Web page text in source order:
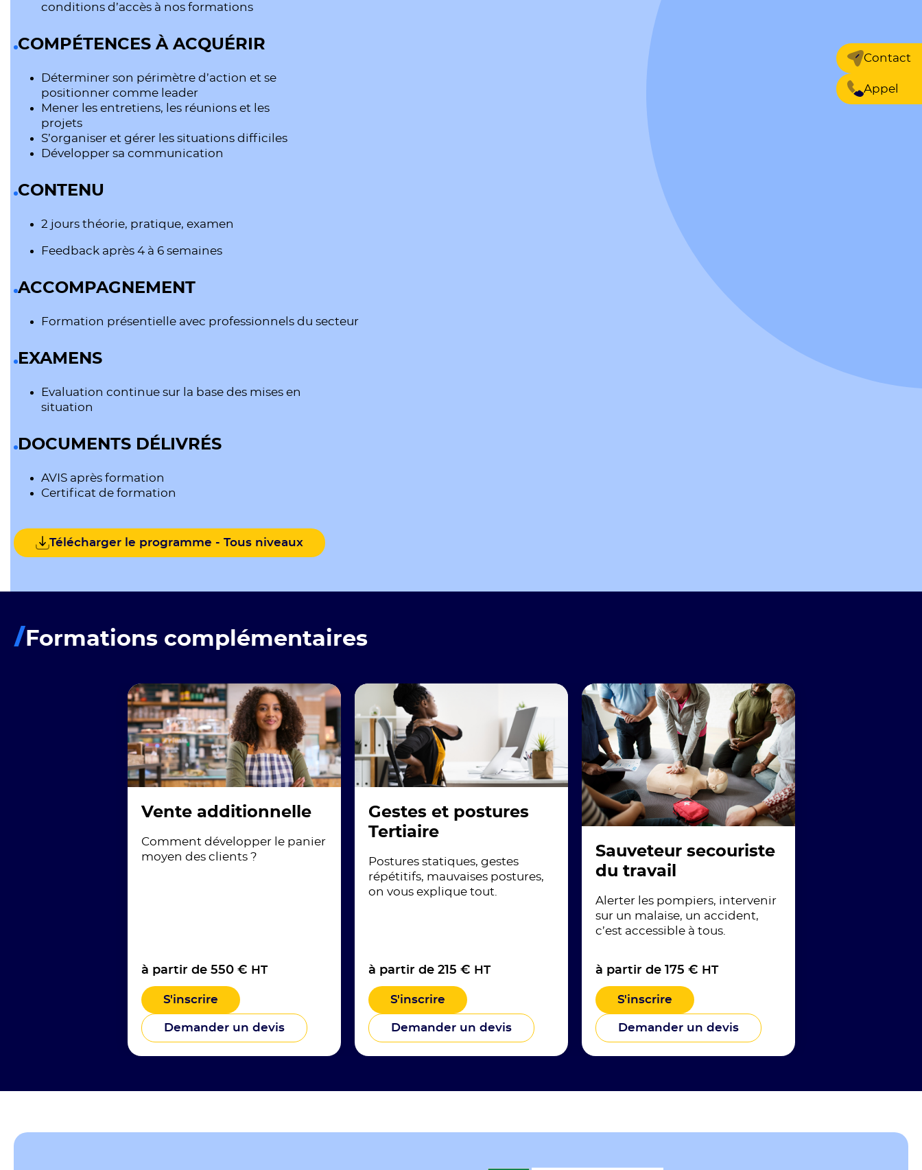
conditions d’accès à nos formations
COMPÉTENCES À ACQUÉRIR
Déterminer son périmètre d’action et se
positionner comme leader
Mener les entretiens, les réunions et les
projets
S’organiser et gérer les situations difficiles
Développer sa communication
CONTENU
2 jours théorie, pratique, examen
Feedback après 4 à 6 semaines
ACCOMPAGNEMENT
Formation présentielle avec professionnels du secteur
EXAMENS
Evaluation continue sur la base des mises en
situation
DOCUMENTS DÉLIVRÉS
AVIS après formation
Certificat de formation
Télécharger le programme - Tous niveaux
Formations complémentaires
Vente additionnelle
Comment développer le panier
moyen des clients ?
à partir de 550 € HT
S'inscrire
Demander un devis
Gestes et postures
Tertiaire
Postures statiques, gestes
répétitifs, mauvaises postures,
on vous explique tout.
à partir de 215 € HT
S'inscrire
Demander un devis
Sauveteur secouriste
du travail
Alerter les pompiers, intervenir
sur un malaise, un accident,
c’est accessible à tous.
à partir de 175 € HT
S'inscrire
Demander un devis
Contact
Appel